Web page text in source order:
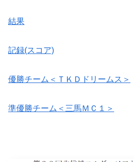
結果
記録(スコア)
優勝チーム＜ＴＫＤドリームス＞
準優勝チーム＜三馬ＭＣ１＞